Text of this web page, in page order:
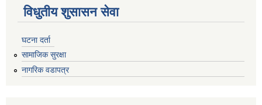
विधुतीय शुसासन सेवा
घटना दर्ता
सामाजिक सुरक्षा
नागरिक वडापत्र